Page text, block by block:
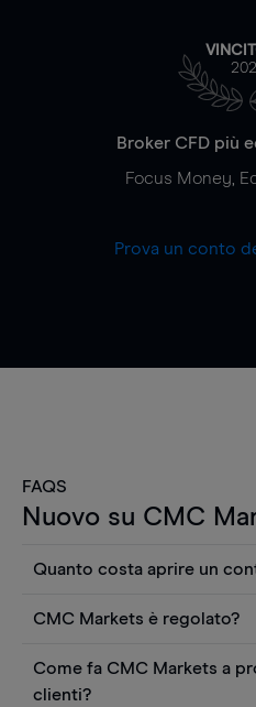
Broker CFD più
Focus Money,
Prova un conto
FAQS
Nuovo su CMC
Quanto costa aprire un
Puoi anche visualizzare
utilizzare strumenti come
o rapporti quantitativi sui
CMC Markets è regolato?
regolamentato dall'Autorità
Come fa CMC Markets a
clienti?